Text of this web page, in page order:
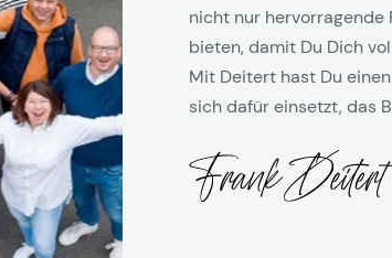
nicht nur hervorragende
bieten, damit Du Dich
Mit Deitert hast Du
sich dafür einsetzt, das